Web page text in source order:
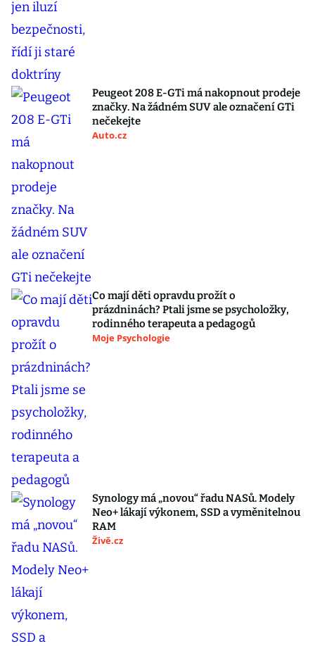
Peugeot 208 E-GTi má nakopnout prodeje
značky. Na žádném SUV ale označení GTi
nečekejte
Auto.cz
Co mají děti opravdu prožít o
prázdninách? Ptali jsme se psycholožky,
rodinného terapeuta a pedagogů
Moje Psychologie
Synology má „novou“ řadu NASů. Modely
Neo+ lákají výkonem, SSD a vyměnitelnou
RAM
Živě.cz